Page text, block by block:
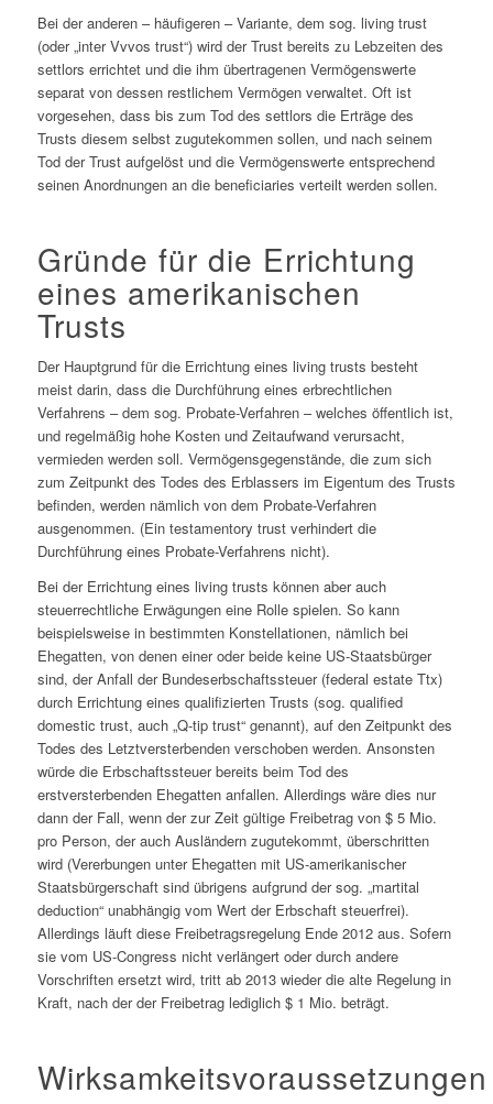
Bei der anderen – häufigeren – Variante, dem sog. living trust
(oder „inter Vvvos trust“) wird der Trust bereits zu Lebzeiten des
settlors errichtet und die ihm übertragenen Vermögenswerte
separat von dessen restlichem Vermögen verwaltet. Oft ist
vorgesehen, dass bis zum Tod des settlors die Erträge des
Trusts diesem selbst zugutekommen sollen, und nach seinem
Tod der Trust aufgelöst und die Vermögenswerte entsprechend
seinen Anordnungen an die beneficiaries verteilt werden sollen.
Gründe für die Errichtung
eines amerikanischen
Trusts
Der Hauptgrund für die Errichtung eines living trusts besteht
meist darin, dass die Durchführung eines erbrechtlichen
Verfahrens – dem sog. Probate-Verfahren – welches öffentlich ist,
und regelmäßig hohe Kosten und Zeitaufwand verursacht,
vermieden werden soll. Vermögensgegenstände, die zum sich
zum Zeitpunkt des Todes des Erblassers im Eigentum des Trusts
befinden, werden nämlich von dem Probate-Verfahren
ausgenommen. (Ein testamentory trust verhindert die
Durchführung eines Probate-Verfahrens nicht).
Bei der Errichtung eines living trusts können aber auch
steuerrechtliche Erwägungen eine Rolle spielen. So kann
beispielsweise in bestimmten Konstellationen, nämlich bei
Ehegatten, von denen einer oder beide keine US-Staatsbürger
sind, der Anfall der Bundeserbschaftssteuer (federal estate Ttx)
durch Errichtung eines qualifizierten Trusts (sog. qualified
domestic trust, auch „Q-tip trust“ genannt), auf den Zeitpunkt des
Todes des Letztversterbenden verschoben werden. Ansonsten
würde die Erbschaftssteuer bereits beim Tod des
erstversterbenden Ehegatten anfallen. Allerdings wäre dies nur
dann der Fall, wenn der zur Zeit gültige Freibetrag von $ 5 Mio.
pro Person, der auch Ausländern zugutekommt, überschritten
wird (Vererbungen unter Ehegatten mit US-amerikanischer
Staatsbürgerschaft sind übrigens aufgrund der sog. „martital
deduction“ unabhängig vom Wert der Erbschaft steuerfrei).
Allerdings läuft diese Freibetragsregelung Ende 2012 aus. Sofern
sie vom US-Congress nicht verlängert oder durch andere
Vorschriften ersetzt wird, tritt ab 2013 wieder die alte Regelung in
Kraft, nach der der Freibetrag lediglich $ 1 Mio. beträgt.
Wirksamkeitsvoraussetzungen